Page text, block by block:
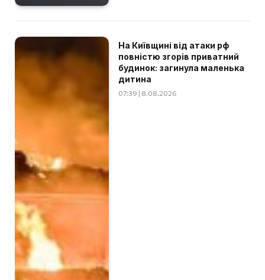
На Київщині від атаки рф
повністю згорів приватний
будинок: загинула маленька
дитина
07:39 | 8.08.2026